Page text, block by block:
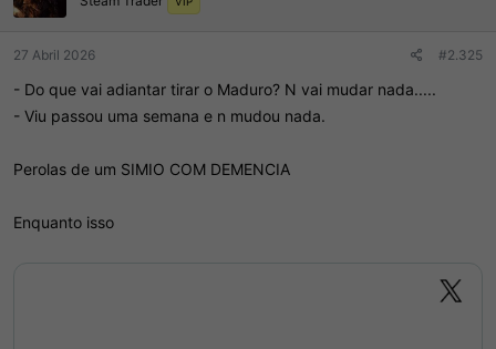
27 Abril 2026 #2.325
- Do que vai adiantar tirar o Maduro? N vai mudar nada.....
- Viu passou uma semana e n mudou nada.
Perolas de um SIMIO COM DEMENCIA
Enquanto isso